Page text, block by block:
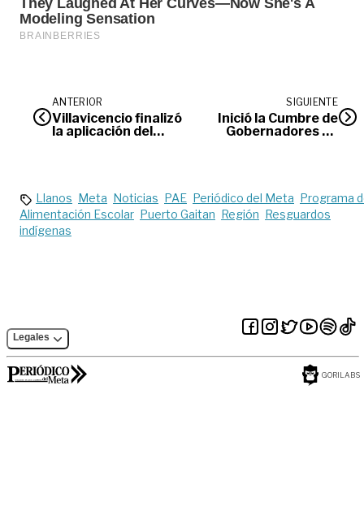
ANTERIOR
Villavicencio finalizó
la aplicación del
SIGUIENTE
Inició la Cumbre de
Gobernadores en
Llanos Meta Noticias PAE Periódico del Meta Programa
Alimentación Escolar Puerto Gaitan Región Resguardos
indígenas
Legales
GORILABS